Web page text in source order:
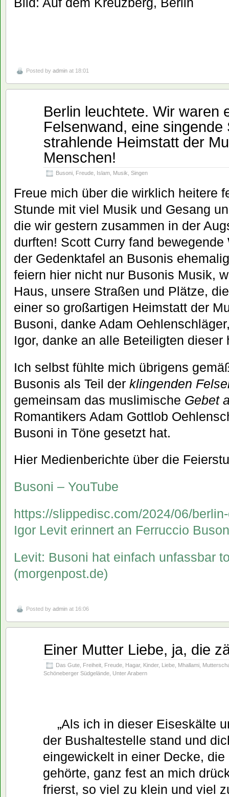
Posted by admin at 18:01
Berlin leuchtete. Wir waren
Felsenwand, eine singende
strahlende Heimstatt der
Menschen!
Busoni Freude Islam Musik Singen
Freue mich über die wirklich heitere
Stunde mit viel Musik und Gesang
die wir gestern zusammen in der
durften! Scott Curry fand
der Gedenktafel an Busonis
feiern hier nicht nur Busonis Musik,
Haus, unsere Straßen und Plätze,
einer so großartigen Heimstatt der
Busoni, danke Adam
Igor, danke an alle Beteiligten dieser
Ich selbst fühlte mich übrigens
Busonis als Teil der klingenden
gemeinsam das muslimische Gebet
Romantikers Adam Gottlob
Busoni in Töne gesetzt hat.
Hier Medienberichte über die
Busoni – YouTube
https://slippedisc.com/2024/06/
Igor Levit erinnert an Ferruccio
Levit: Busoni hat einfach unfassbar
(morgenpost.de)
Posted by admin at 16:06
Einer Mutter Liebe, ja, die
Das Gute Freiheit Freude Hagar, Kinder, Liebe Mhallami
Schöneberger Südgelände Unter Arabern
„Als ich in dieser Eiseskälte
der Bushaltestelle stand und
eingewickelt in einer Decke,
gehörte, ganz fest an mich
frierst, so viel zu klein und viel